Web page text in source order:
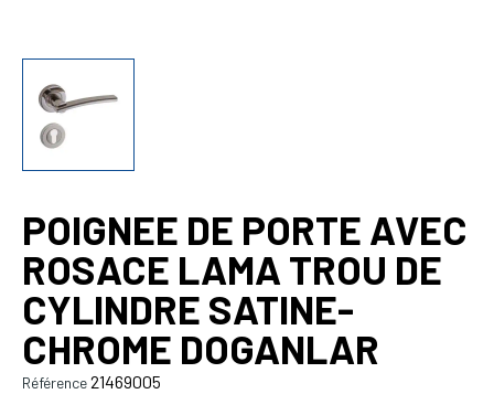
POIGNEE DE PORTE AVEC
ROSACE LAMA TROU DE
CYLINDRE SATINE-
CHROME DOGANLAR
Référence21469005